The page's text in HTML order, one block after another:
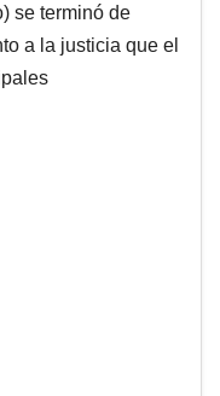
se terminó de
a la justicia que el